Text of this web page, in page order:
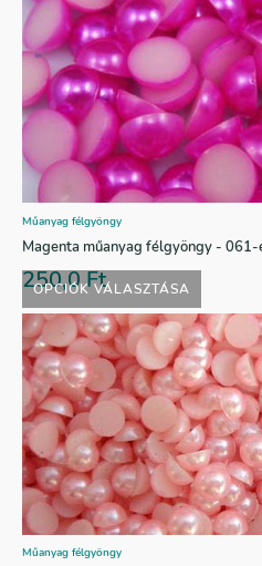
OPCIÓK VÁLASZTÁSA
Műanyag félgyöngy
Magenta műanyag félgyöngy - 061-
250,0Ft
Műanyag félgyöngy